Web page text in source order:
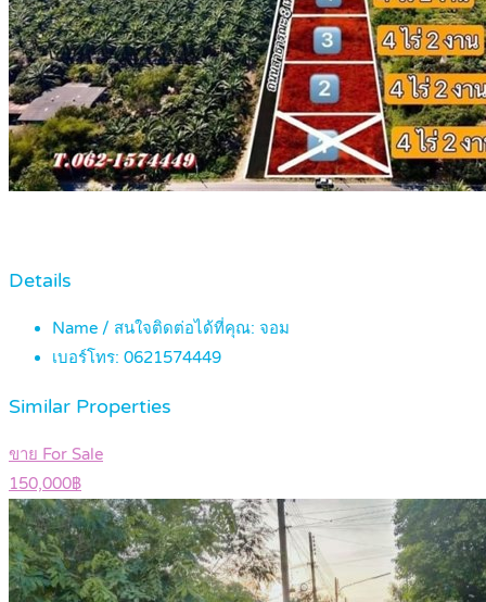
Details
Name / สนใจติดต่อได้ที่คุณ: จอม
เบอร์โทร: 0621574449
Similar Properties
ขาย For Sale
150,000฿